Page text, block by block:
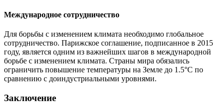
Международное сотрудничество
Для борьбы с изменением климата необходимо глобальное
сотрудничество. Парижское соглашение, подписанное в 2015
году, является одним из важнейших шагов в международной
борьбе с изменением климата. Страны мира обязались
ограничить повышение температуры на Земле до 1.5°C по
сравнению с доиндустриальными уровнями.
Заключение